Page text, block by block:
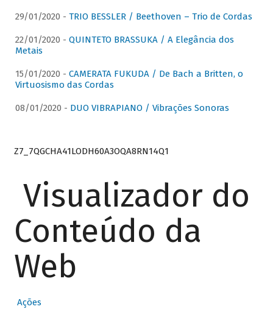
29/01/2020 - TRIO BESSLER / Beethoven – Trio de Cordas
22/01/2020 - QUINTETO BRASSUKA / A Elegância dos
Metais
15/01/2020 - CAMERATA FUKUDA / De Bach a Britten, o
Virtuosismo das Cordas
08/01/2020 - DUO VIBRAPIANO / Vibrações Sonoras
Z7_7QGCHA41LODH60A3OQA8RN14Q1
Visualizador do
Conteúdo da
Web
Ações